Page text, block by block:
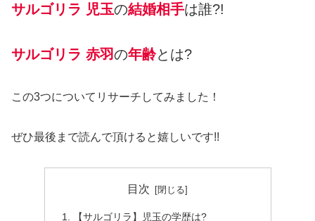
サルゴリラ 児玉の結婚相手は誰?!
サルゴリラ 赤羽の年齢とは?
この3つについてリサーチしてみました！
ぜひ最後まで読んで頂けると嬉しいです!!
目次
【サルゴリラ】児玉の学歴は?